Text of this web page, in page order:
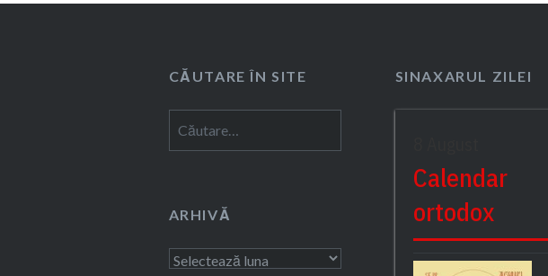
CĂUTARE ÎN SITE
după:
SINAXARUL ZILEI
Calendar
ortodox
ARHIVĂ
Arhivă